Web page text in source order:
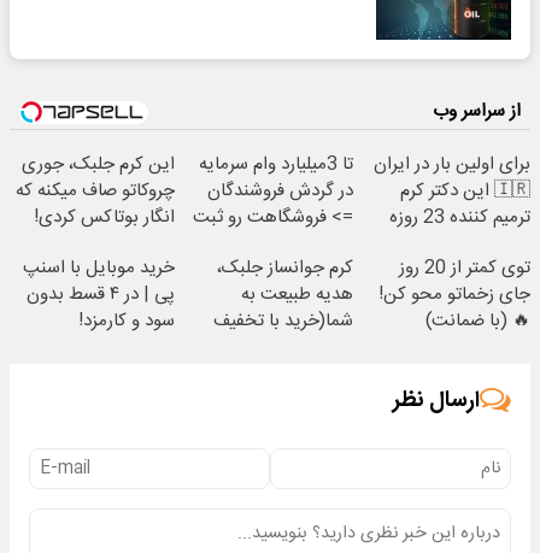
از سراسر وب
برای اولین بار در ایران
🇮🇷 این دکتر کرم
ترمیم کننده 23 روزه
تا 3میلیارد وام سرمایه
در گردش فروشندگان
=> فروشگاهت رو ثبت
این کرم جلبک، جوری
چروکاتو صاف میکنه که
انگار بوتاکس کردی!
توی کمتر از 20 روز
جای زخماتو محو کن!
🔥 (با ضمانت)
کرم جوانساز جلبک،
هدیه طبیعت به
شما(خرید با تخفیف
خرید موبایل با اسنپ
پی | در ۴ قسط بدون
سود و کارمزد!
ارسال نظر